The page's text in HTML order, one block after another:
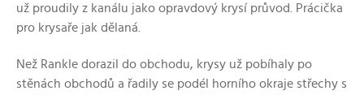
už proudily z kanálu jako opravdový krysí průvod. Prácička
pro krysaře jak dělaná.
Než Rankle dorazil do obchodu, krysy už pobíhaly po
stěnách obchodů a řadily se podél horního okraje střechy s